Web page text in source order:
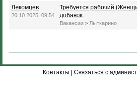
Лекомцев
20.10.2025, 09:54
Требуется рабочий
добавок.
Вакансии > Лыткарино
Контакты Связаться с